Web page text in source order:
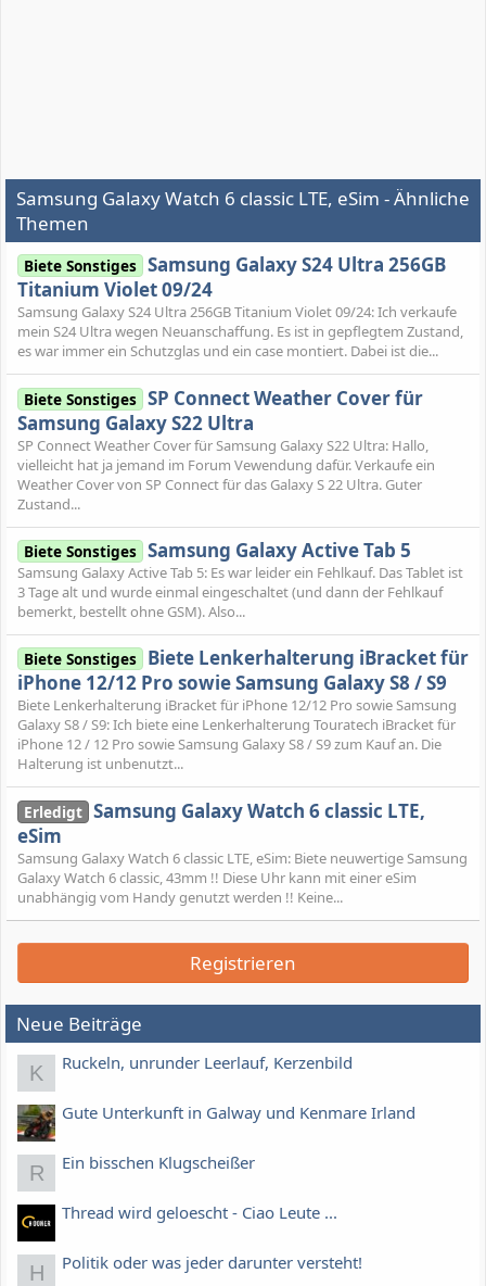
Samsung Galaxy Watch 6 classic LTE, eSim - Ähnliche
Themen
Biete Sonstiges Samsung Galaxy S24 Ultra 256GB
Titanium Violet 09/24
Samsung Galaxy S24 Ultra 256GB Titanium Violet 09/24: Ich verkaufe
mein S24 Ultra wegen Neuanschaffung. Es ist in gepflegtem Zustand,
es war immer ein Schutzglas und ein case montiert. Dabei ist die...
Biete Sonstiges SP Connect Weather Cover für
Samsung Galaxy S22 Ultra
SP Connect Weather Cover für Samsung Galaxy S22 Ultra: Hallo,
vielleicht hat ja jemand im Forum Vewendung dafür. Verkaufe ein
Weather Cover von SP Connect für das Galaxy S 22 Ultra. Guter
Zustand...
Biete Sonstiges Samsung Galaxy Active Tab 5
Samsung Galaxy Active Tab 5: Es war leider ein Fehlkauf. Das Tablet ist
3 Tage alt und wurde einmal eingeschaltet (und dann der Fehlkauf
bemerkt, bestellt ohne GSM). Also...
Biete Sonstiges Biete Lenkerhalterung iBracket für
iPhone 12/12 Pro sowie Samsung Galaxy S8 / S9
Biete Lenkerhalterung iBracket für iPhone 12/12 Pro sowie Samsung
Galaxy S8 / S9: Ich biete eine Lenkerhalterung Touratech iBracket für
iPhone 12 / 12 Pro sowie Samsung Galaxy S8 / S9 zum Kauf an. Die
Halterung ist unbenutzt...
Erledigt Samsung Galaxy Watch 6 classic LTE,
eSim
Samsung Galaxy Watch 6 classic LTE, eSim: Biete neuwertige Samsung
Galaxy Watch 6 classic, 43mm !! Diese Uhr kann mit einer eSim
unabhängig vom Handy genutzt werden !! Keine...
Registrieren
Neue Beiträge
K Ruckeln, unrunder Leerlauf, Kerzenbild
Gute Unterkunft in Galway und Kenmare Irland
R Ein bisschen Klugscheißer
Thread wird geloescht - Ciao Leute ...
H Politik oder was jeder darunter versteht!